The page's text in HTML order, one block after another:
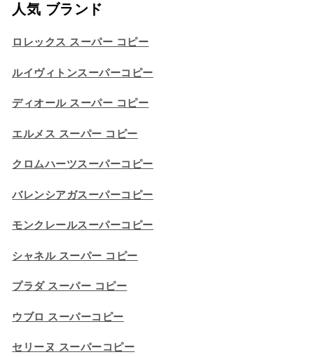
人気 ブランド
ロレックス スーパー コピー
ルイヴィトンスーパーコピー
ディオール スーパー コピー
エルメス スーパー コピー
クロムハーツスーパーコピー
バレンシアガスーパーコピー
モンクレールスーパーコピー
シャネル スーパー コピー
プラダ スーパー コピー
ウブロ スーパーコピー
セリーヌ スーパーコピー​